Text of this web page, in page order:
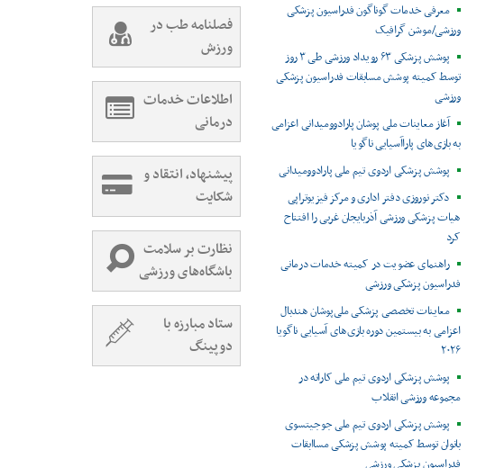
معرفی خدمات گوناگون فدراسیون پزشکی
ورزشی/موشن گرافیک
پوشش پزشکی ۶۳ رویداد ورزشی طی ۳ روز
توسط کمیته پوشش مسابقات فدراسیون پزشکی
ورزشی
آغاز معاینات ملی پوشان پارادوومیدانی اعزامی
به بازی‌های پاراآسیایی ناگویا
پوشش پزشکی اردوی تیم ملی پارادوومیدانی
دکتر نوروزی دفتر اداری و مرکز فیزیوتراپی
هیات پزشکی ورزشی آذربایجان غربی را افتتاح
کرد
راهنمای عضویت در کمیته خدمات درمانی
فدراسیون پزشکی ورزشی
معاینات تخصصی پزشکی ملی‌پوشان هندبال
اعزامی به بیستمین دوره بازی‌های آسیایی ناگویا
۲۰۲۶
پوشش پزشکی اردوی تیم ملی کاراته در
مجموعه ورزشی انقلاب
پوشش پزشکی اردوی تیم ملی جوجیتسوی
بانوان توسط کمیته پوشش پزشکی مساابقات
فصلنامه طب در
ورزش
اطلاعات خدمات
درمانی
پیشنهاد، انتقاد و
شکایت
نظارت بر سلامت
باشگاه‌های ورزشی
ستاد مبارزه با
دوپینگ